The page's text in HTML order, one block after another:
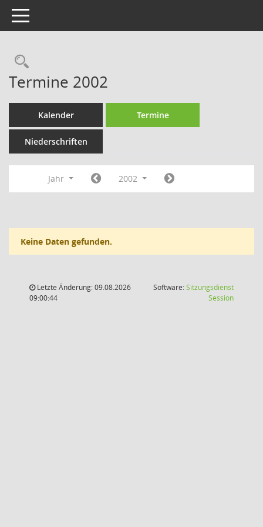
Toggle navigation
Rechercheauswahl
Termine 2002
Kalender Termine
Niederschriften
Jahr 2002
Keine Daten gefunden.
Letzte Änderung: 09.08.2026
09:00:44
Software:Sitzungsdienst
Session(Wird in